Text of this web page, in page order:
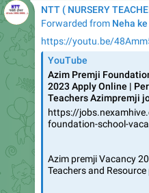
https://youtu.be/
YouTube
Azim Premji
2023 Apply Online |
Teachers Azimpremji
https://
foundation-school-
Azim premji Vacancy
Librarian Jobs